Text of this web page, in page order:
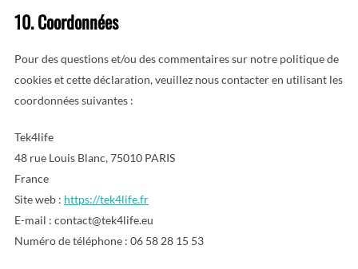
10. Coordonnées
Pour des questions et/ou des commentaires sur notre politique de
cookies et cette déclaration, veuillez nous contacter en utilisant les
coordonnées suivantes :
Tek4life
48 rue Louis Blanc, 75010 PARIS
France
Site web : https://tek4life.fr
E-mail : contact@tek4life.eu
Numéro de téléphone : 06 58 28 15 53